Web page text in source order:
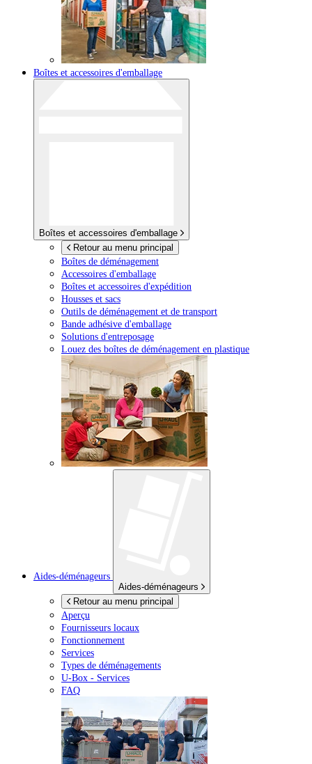
Boîtes et accessoires d'emballage
Boîtes et accessoires d'emballage
Retour au menu principal
Boîtes de déménagement
Accessoires d'emballage
Boîtes et accessoires d'expédition
Housses et sacs
Outils de déménagement et de transport
Bande adhésive d'emballage
Solutions d'entreposage
Louez des boîtes de déménagement en plastique
Aides-déménageurs
Aides-déménageurs
Retour au menu principal
Aperçu
Fournisseurs locaux
Fonctionnement
Services
Types de déménagements
U-Box - Services
FAQ